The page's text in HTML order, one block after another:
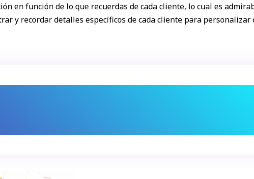
en función de lo que recuerdas de cada cliente, lo cual es
y recordar detalles específicos de cada cliente para personalizar